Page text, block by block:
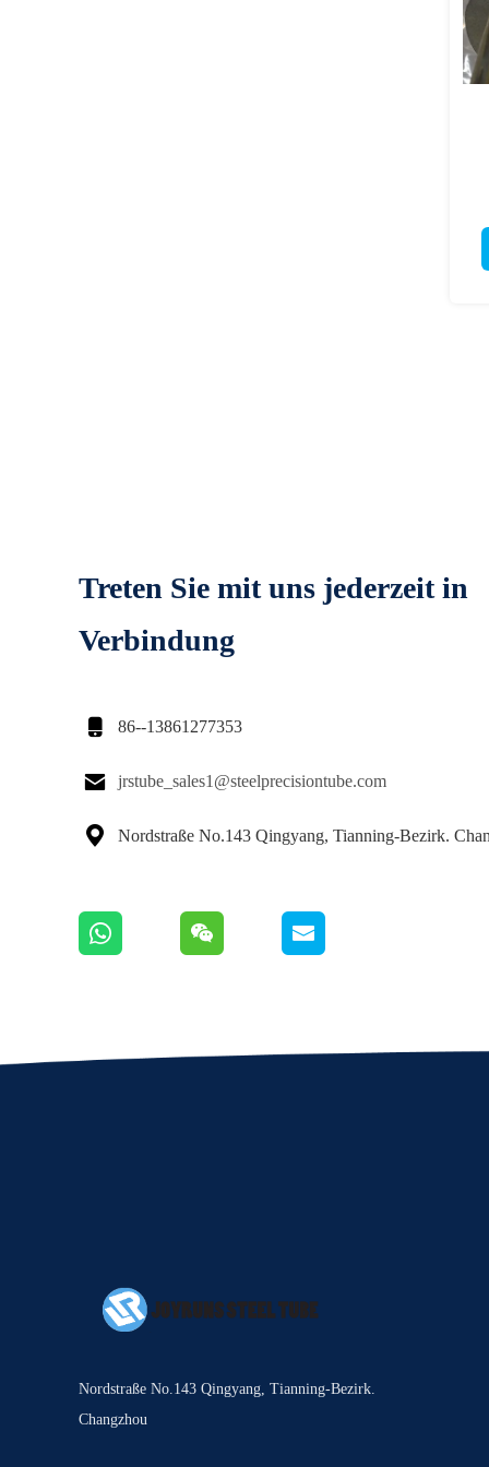
Treten Sie mit uns jederzeit in
Verbindung
 86--13861277353
 jrstube_sales1@steelprecisiontube.com
 Nordstraße No.143 Qingyang, Tianning-Bezirk.
Nordstraße No.143 Qingyang, Tianning-Bezirk.
Changzhou